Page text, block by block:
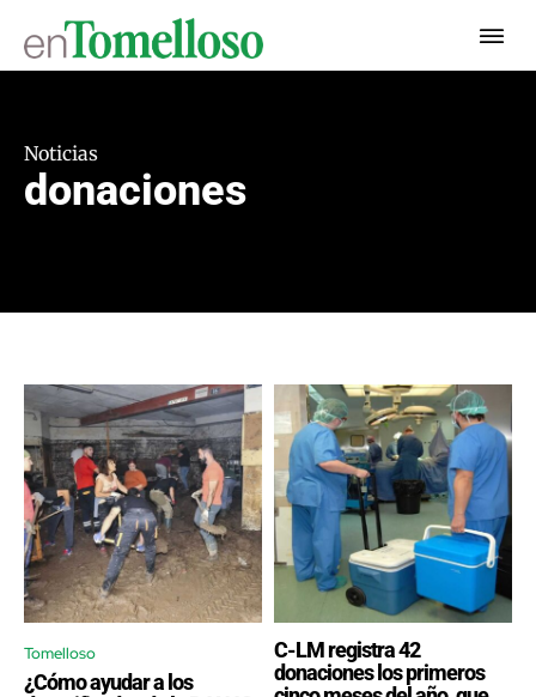
Noticias
donaciones
Tomelloso
¿Cómo ayudar a los
C-LM registra 42
donaciones los primeros